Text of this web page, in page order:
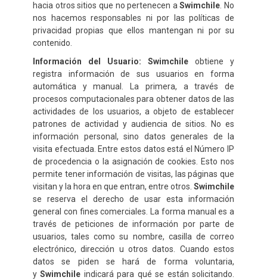
hacia otros sitios que no pertenecen aSwimchile. No
nos hacemos responsables ni por las políticas de
privacidad propias que ellos mantengan ni por su
contenido.
Información del Usuario:
Swimchile obtiene y
registra información de sus usuarios en forma
automática y manual. La primera, a través de
procesos computacionales para obtener datos de las
actividades de los usuarios, a objeto de establecer
patrones de actividad y audiencia de sitios. No es
información personal, sino datos generales de la
visita efectuada. Entre estos datos está el Número IP
de procedencia o la asignación de cookies. Esto nos
permite tener información de visitas, las páginas que
visitan y la hora en que entran, entre otros. Swimchile
se reserva el derecho de usar esta información
general con fines comerciales. La forma manual es a
través de peticiones de información por parte de
usuarios, tales como su nombre, casilla de correo
electrónico, dirección u otros datos. Cuando estos
datos se piden se hará de forma voluntaria,
ySwimchile indicará para qué se están solicitando.